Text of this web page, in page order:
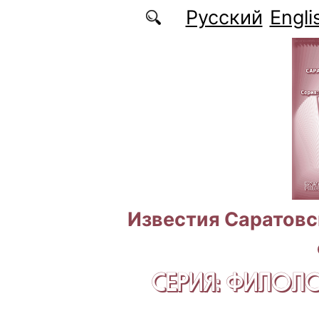
Перейти к основному содержаниюРусский
Известия
СЕРИЯ: